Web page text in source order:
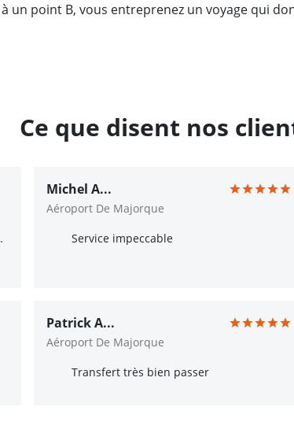
un point B, vous entreprenez un voyage qui
Ce que disent nos
Michel A...
Aéroport De Majorque
Service impeccable
Patrick A...
Aéroport De Majorque
Transfert très bien passer